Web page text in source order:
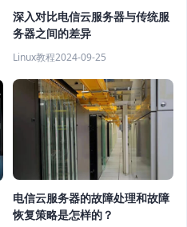
深入对比电信云服务器与传统服
务器之间的差异
Linux教程2024-09-25
电信云服务器的故障处理和故障
恢复策略是怎样的？